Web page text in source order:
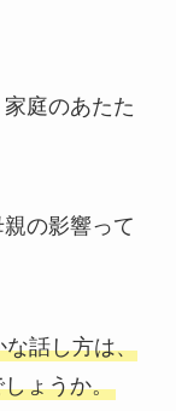
庭のあたた
の影響って
な話し方は、
ょうか。